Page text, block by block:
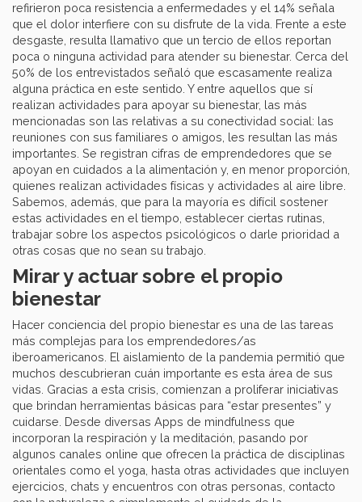
refirieron poca resistencia a enfermedades y el 14% señala
que el dolor interfiere con su disfrute de la vida. Frente a este
desgaste, resulta llamativo que un tercio de ellos reportan
poca o ninguna actividad para atender su bienestar. Cerca del
50% de los entrevistados señaló que escasamente realiza
alguna práctica en este sentido. Y entre aquellos que sí
realizan actividades para apoyar su bienestar, las más
mencionadas son las relativas a su conectividad social: las
reuniones con sus familiares o amigos, les resultan las más
importantes. Se registran cifras de emprendedores que se
apoyan en cuidados a la alimentación y, en menor proporción,
quienes realizan actividades físicas y actividades al aire libre.
Sabemos, además, que para la mayoría es difícil sostener
estas actividades en el tiempo, establecer ciertas rutinas,
trabajar sobre los aspectos psicológicos o darle prioridad a
otras cosas que no sean su trabajo.
Mirar y actuar sobre el propio
bienestar
Hacer conciencia del propio bienestar es una de las tareas
más complejas para los emprendedores/as
iberoamericanos. El aislamiento de la pandemia permitió que
muchos descubrieran cuán importante es esta área de sus
vidas. Gracias a esta crisis, comienzan a proliferar iniciativas
que brindan herramientas básicas para “estar presentes” y
cuidarse. Desde diversas Apps de mindfulness que
incorporan la respiración y la meditación, pasando por
algunos canales online que ofrecen la práctica de disciplinas
orientales como el yoga, hasta otras actividades que incluyen
ejercicios, chats y encuentros con otras personas, contacto